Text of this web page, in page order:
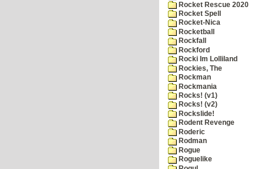
Rocket Rescue 2020
Rocket Spell
Rocket-Nica
Rocketball
Rockfall
Rockford
Rocki Im Lolliland
Rockies, The
Rockman
Rockmania
Rocks! (v1)
Rocks! (v2)
Rockslide!
Rodent Revenge
Roderic
Rodman
Rogue
Roguelike